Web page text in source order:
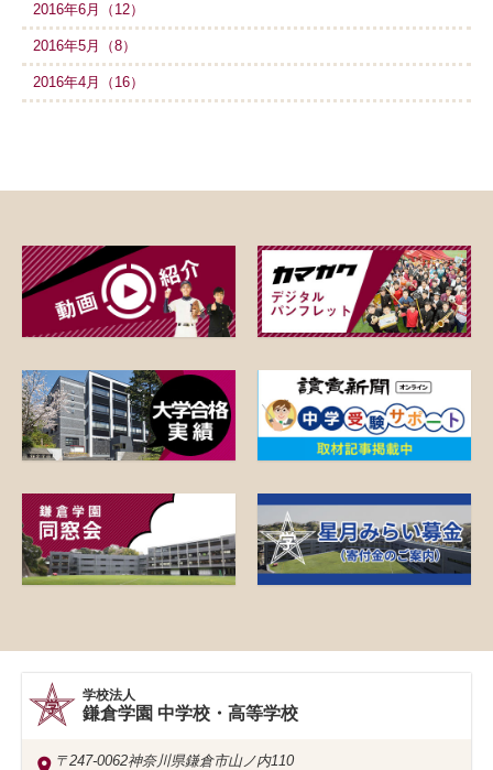
2016年6月（12）
2016年5月（8）
2016年4月（16）
学校法人
鎌倉学園 中学校・高等学校
〒247-0062神奈川県鎌倉市山ノ内110